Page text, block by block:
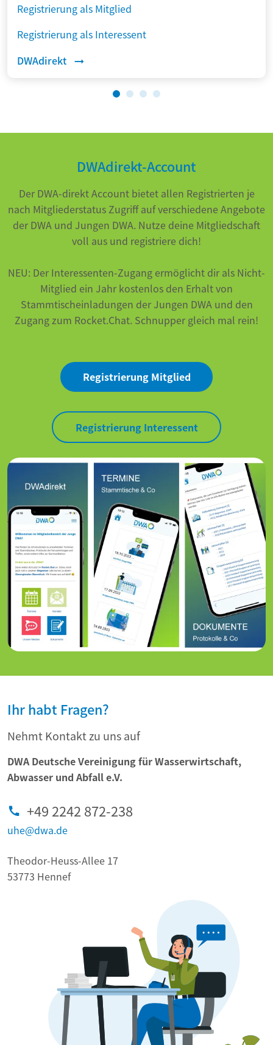
Registrierung als Mitglied
Registrierung als Interessent
DWAdirekt
DWAdirekt-Account
Der DWA-direkt Account bietet allen Registrierten je
nach Mitgliederstatus Zugriff auf verschiedene Angebote
der DWA und Jungen DWA. Nutze deine Mitgliedschaft
voll aus und registriere dich!
NEU: Der Interessenten-Zugang ermöglicht dir als Nicht-
Mitglied ein Jahr kostenlos den Erhalt von
Stammtischeinladungen der Jungen DWA und den
Zugang zum Rocket.Chat. Schnupper gleich mal rein!
Registrierung Mitglied
Registrierung Interessent
Ihr habt Fragen?
Nehmt Kontakt zu uns auf
DWA Deutsche Vereinigung für Wasserwirtschaft,
Abwasser und Abfall e.V.
+49 2242 872-238
uhe@dwa.de
Theodor-Heuss-Allee 17
53773 Hennef